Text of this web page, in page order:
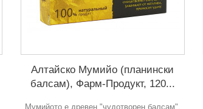
Алтайско Мумийо (планински
балсам), Фарм-Продукт, 120...
Мумийото е древен "чудотворен балсам",